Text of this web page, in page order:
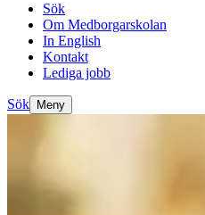
Sök
Om Medborgarskolan
In English
Kontakt
Lediga jobb
Sök Meny